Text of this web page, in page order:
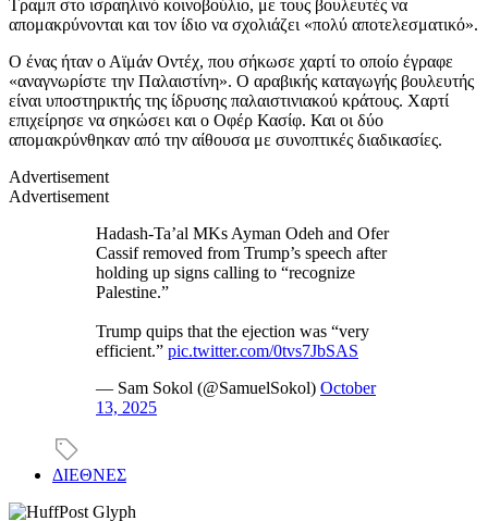
Τραμπ στο ισραηλινό κοινοβούλιο, με τους βουλευτές να
απομακρύνονται και τον ίδιο να σχολιάζει «πολύ αποτελεσματικό».
Ο ένας ήταν ο Αϊμάν Οντέχ, που σήκωσε χαρτί το οποίο έγραφε
«αναγνωρίστε την Παλαιστίνη». Ο αραβικής καταγωγής βουλευτής
είναι υποστηρικτής της ίδρυσης παλαιστινιακού κράτους. Χαρτί
επιχείρησε να σηκώσει και ο Οφέρ Κασίφ. Και οι δύο
απομακρύνθηκαν από την αίθουσα με συνοπτικές διαδικασίες.
Advertisement
Advertisement
Hadash-Ta’al MKs Ayman Odeh and Ofer
Cassif removed from Trump’s speech after
holding up signs calling to “recognize
Palestine.”
Trump quips that the ejection was “very
efficient.” pic.twitter.com/0tvs7JbSAS
— Sam Sokol (@SamuelSokol) October
13, 2025
ΔΙΕΘΝΕΣ